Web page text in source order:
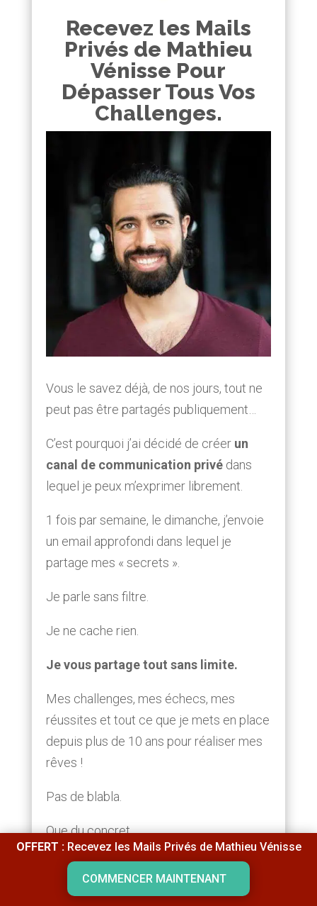
Recevez les Mails
Privés de Mathieu
Vénisse Pour
Dépasser Tous Vos
Challenges.
Vous le savez déjà, de nos jours, tout ne
peut pas être partagés publiquement…
C’est pourquoi j’ai décidé de créer un
canal de communication privé dans
lequel je peux m’exprimer librement.
1 fois par semaine, le dimanche, j’envoie
un email approfondi dans lequel je
partage mes « secrets ».
Je parle sans filtre.
Je ne cache rien.
Je vous partage tout sans limite.
Mes challenges, mes échecs, mes
réussites et tout ce que je mets en place
depuis plus de 10 ans pour réaliser mes
rêves !
Pas de blabla.
Que du concret.
Chaque e-mail est envoyé une fois et
ne sera plus jamais renvoyé.
OFFERT :Recevez les Mails Privés de Mathieu Vénisse
COMMENCER MAINTENANT